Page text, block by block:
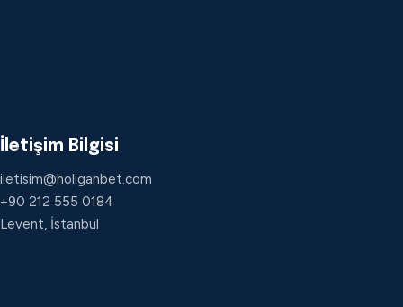
İletişim Bilgisi
iletisim@holiganbet.com
+90 212 555 0184
Levent, İstanbul